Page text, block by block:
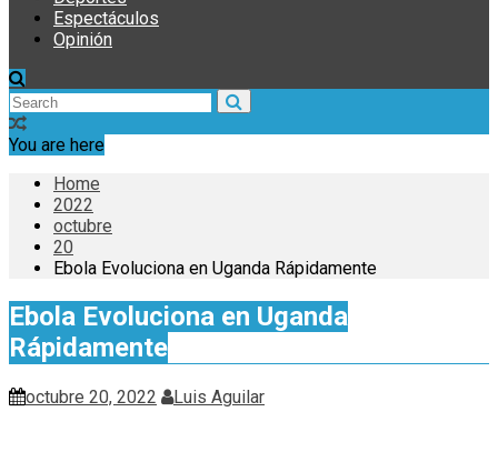
Espectáculos
Opinión
You are here
Home
2022
octubre
20
Ebola Evoluciona en Uganda Rápidamente
Ebola Evoluciona en Uganda
Rápidamente
octubre 20, 2022 Luis Aguilar